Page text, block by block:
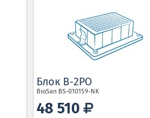
Блок B-2PO
BioSan BS-010159-NK
48 510